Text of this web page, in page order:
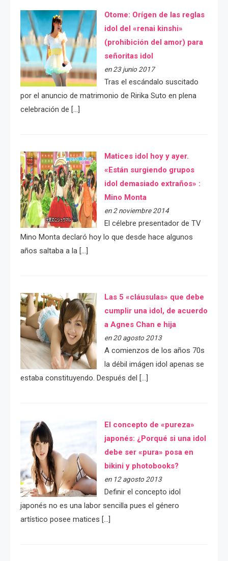
Otome: Orígen de las reglas
idol del «renai kinshi»
(prohibición del amor) para
señoritas idol
en 23 junio 2017
Tras el escándalo suscitado
por el anuncio de matrimonio de Ririka Suto en plena
celebración de […]
Matices idol hoy y ayer.
«Están surgiendo grupos
idol demasiado extraños» :
Mino Monta
en 2 noviembre 2014
El célebre presentador de TV
Mino Monta declaró hoy lo que desde hace algunos
años saltaba a la […]
Las 5 «cláusulas» que debe
cumplir una idol, de acuerdo
a Agnes Chan e hija
en 20 agosto 2013
A comienzos de los años 70s
la débil imágen idol apenas se
estaba constituyendo. Después del […]
El concepto de «pureza»
japonés: ¿Porqué si una idol
debe ser «pura» posa en
bikini y photobooks?
en 12 agosto 2013
Definir el concepto idol
japonés no es una labor sencilla pues el género
artístico posee matices […]